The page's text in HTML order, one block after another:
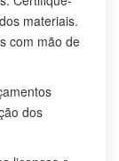
materiais.
com mão de
dos